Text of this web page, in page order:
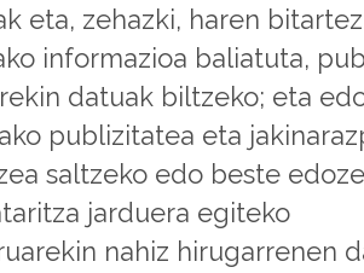
eta, zehazki, haren bitartez
informazioa baliatuta,
datuak biltzeko; eta
publizitatea eta
saltzeko edo beste
jarduera egiteko
nahiz hirugarrenen